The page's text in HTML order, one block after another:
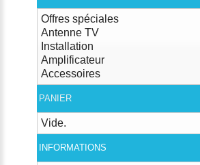
Offres spéciales
Antenne TV
Installation
Amplificateur
Accessoires
PANIER
Vide.
INFORMATIONS